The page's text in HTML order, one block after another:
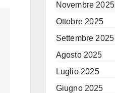
Novembre 2025
Ottobre 2025
Settembre 2025
Agosto 2025
Luglio 2025
Giugno 2025